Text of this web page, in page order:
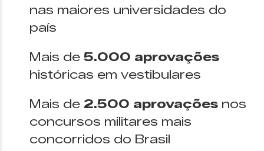
nas maiores universidades do
país
Mais de 5.000 aprovações
históricas em vestibulares
Mais de 2.500 aprovações nos
concursos militares mais
concorridos do Brasil